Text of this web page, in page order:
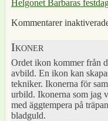
Helgonet Barbaras
Kommentarer
Ikoner
Ordet ikon kommer från
avbild. En ikon kan
tekniker. Ikonerna för
urbild. Ikonerna som jag
med äggtempera på
bladguld.